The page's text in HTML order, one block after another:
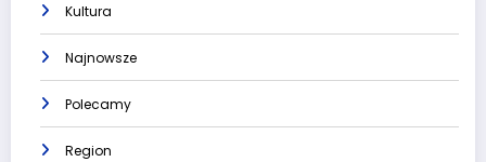
Kultura
Najnowsze
Polecamy
Region